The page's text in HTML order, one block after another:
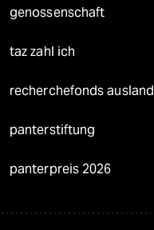
genossenschaft
taz zahl ich
recherchefonds ausland
panterstiftung
panterpreis 2026